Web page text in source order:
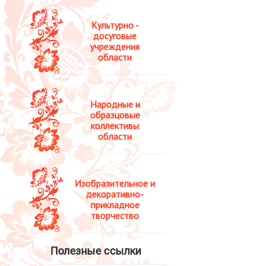
Культурно -
досуговые
учреждения
области
Народные и
образцовые
коллективы
области
Изобразительное и
декоративно-
прикладное
творчество
Полезные ссылки